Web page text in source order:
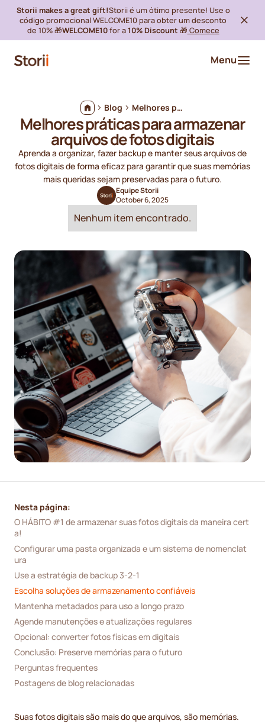
Storii makes a great gift!Storii é um ótimo presente! Use o
código promocional WELCOME10 para obter um desconto
de 10% 🎁WELCOME10for a10% Discount 🎁 Comece
Menu
Blog Melhores práticas para armazenar arquivos de fotos digitais
Melhores práticas para armazenar
arquivos de fotos digitais
Aprenda a organizar, fazer backup e manter seus arquivos de
fotos digitais de forma eficaz para garantir que suas memórias
mais queridas sejam preservadas para o futuro.
Equipe Storii
October 6, 2025
Nenhum item encontrado.
Nesta página:
O HÁBITO #1 de armazenar suas fotos digitais da maneira cert
a!
Configurar uma pasta organizada e um sistema de nomenclat
ura
Use a estratégia de backup 3-2-1
Escolha soluções de armazenamento confiáveis
Mantenha metadados para uso a longo prazo
Agende manutenções e atualizações regulares
Opcional: converter fotos físicas em digitais
Conclusão: Preserve memórias para o futuro
Perguntas frequentes
Postagens de blog relacionadas
Suas fotos digitais são mais do que arquivos, são memórias.